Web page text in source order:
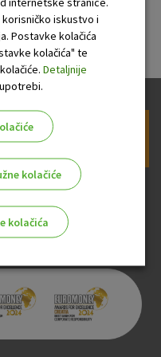
sredstvima
iskustvo i
Postavke kolačića
kolačića" te
Detaljnije
kolačiće
kolačića